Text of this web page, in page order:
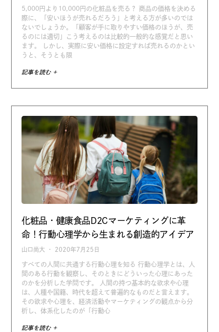
5,000円より10,000円の化粧品を売る？ 商品の価格を決める
際に、「安いほうが売れるだろう」と考える方が多いのでは
ないでしょうか。「顧客が手に取りやすい価格のほうが、売
るのには適切」こう考えるのは比較的一般的な感覚だと思い
ます。 しかし、実際に安い価格に設定すれば売れるのかとい
うと、そうとも限
記事を読む +
化粧品・健康食品D2Cマーケティングに革
命！行動心理学から生まれる創造的アイデア
山口尚大 2020年7月25日
すべての人間に共通する行動心理を知る 行動心理学とは、人
間のある行動を観察し、そのときにどういった心理にあった
のかを分析した学問です。 人間の持つ基本的な欲求や心理
は、人種や国籍、時代を超えて普遍的なものだと言えます。
その欲求や心理を、経済活動やマーケティングの観点から分
析し、体系化したのが「行動心
記事を読む +